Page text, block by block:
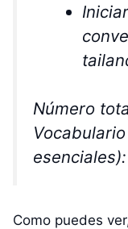
Número
Como puedes